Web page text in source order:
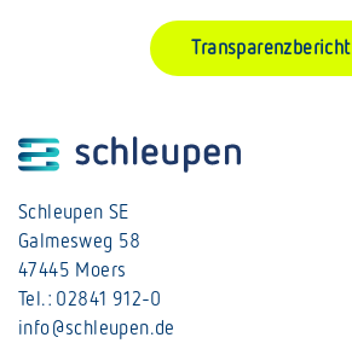
Transparenzbericht
Schleupen SE
Galmesweg 58
47445 Moers
Tel.: 02841 912-0
info@schleupen.de